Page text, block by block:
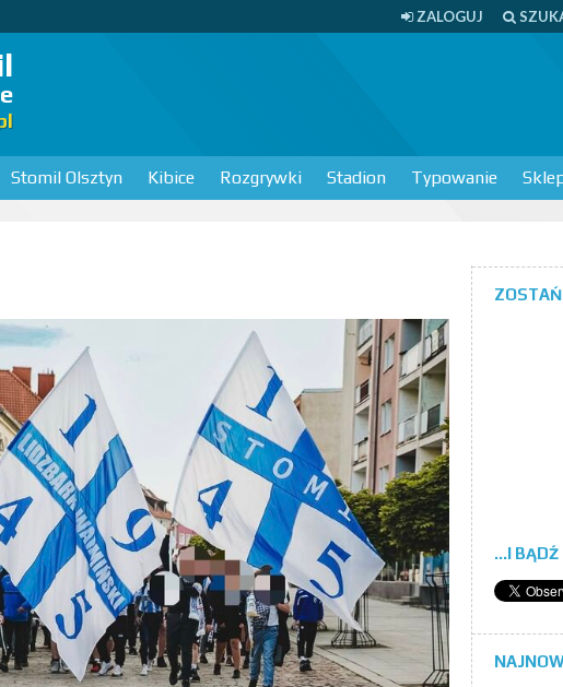
ZALOGUJ
Stomil Olsztyn Kibice Rozgrywki Stadion Typowanie
...I BĄDŹ